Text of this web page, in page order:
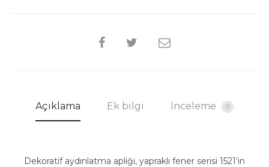
SHARE
Açıklama Ek bilgi İnceleme 0
Dekoratif aydınlatma apliği, yapraklı fener serisi 1521’in